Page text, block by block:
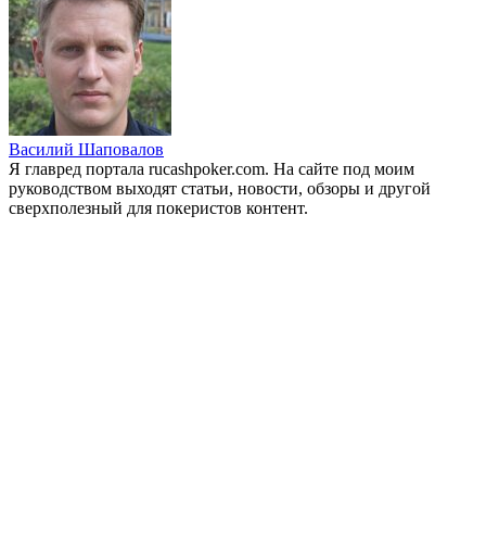
Василий Шаповалов
Я главред портала rucashpoker.com. На сайте под моим
руководством выходят статьи, новости, обзоры и другой
сверхполезный для покеристов контент.